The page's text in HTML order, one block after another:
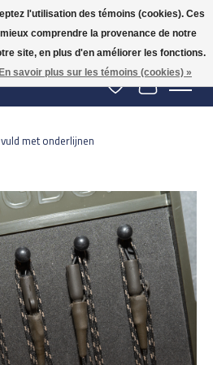
NL | Op voorraad binnen 2-5 werkdagen
verzonden
Liste de souhaits
Panier
met onderlijnen
slideshow Items
l'utilisation des témoins (cookies). Ces
comprendre la provenance de notre
site, en plus d'en améliorer les fonctions.
En savoir plus sur les témoins (cookies) »